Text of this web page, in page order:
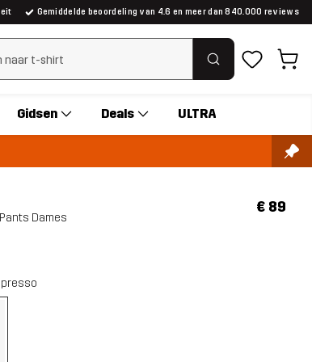
Gemiddelde beoordeling van 4.6 en meer dan 840.000 reviews
Gidsen Deals ULTRA
Dames
€ 89